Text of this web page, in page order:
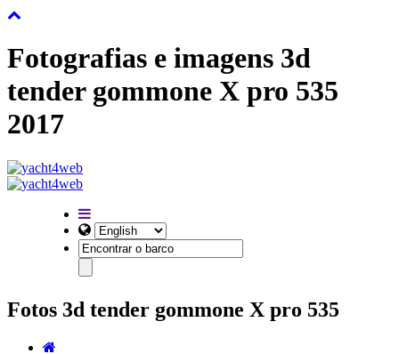
Fotografias e imagens 3d
tender gommone X pro 535
2017
Fotos 3d tender gommone X pro 535